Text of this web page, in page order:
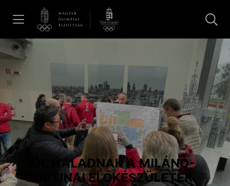
Hírek
Galéria
Dakar 2026
Los Angeles 2028
JÓL HALADNAK A MILÁNÓ-
CORTINAI ELŐKÉSZÜLETEK